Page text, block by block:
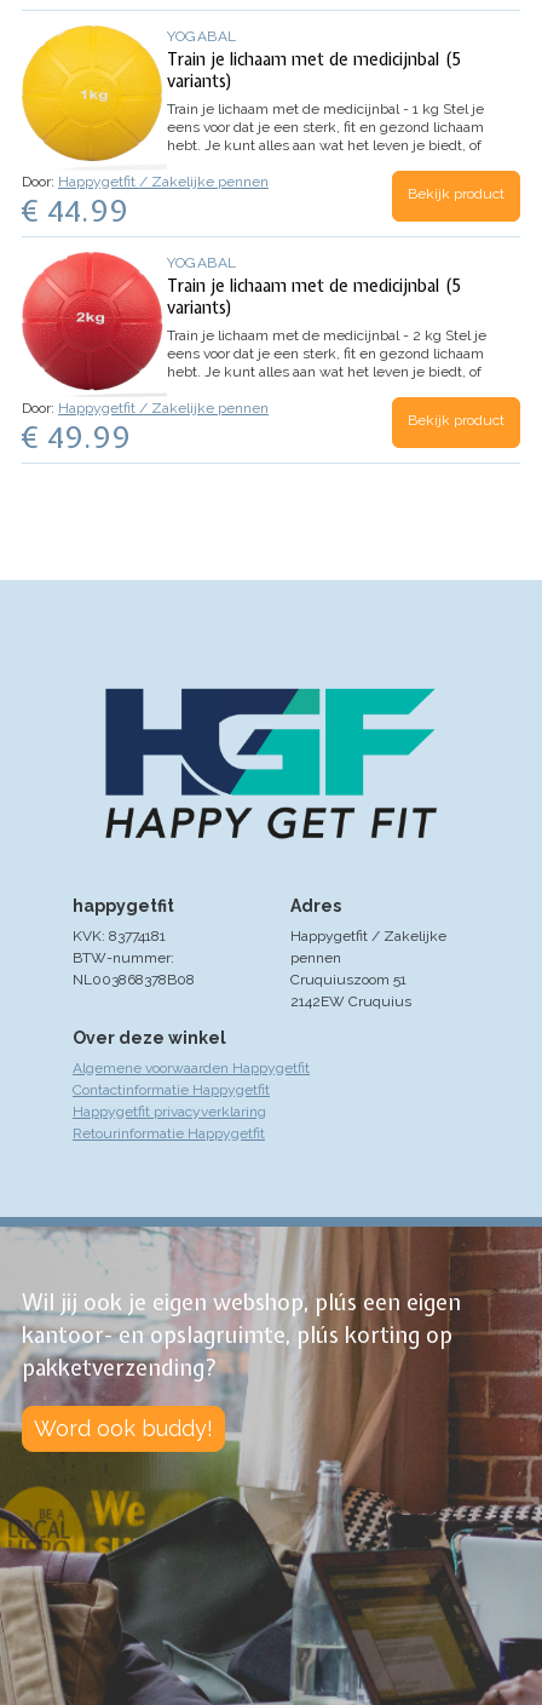
YOGABAL
Train je lichaam met de medicijnbal (5
variants)
Train je lichaam met de medicijnbal - 1 kg Stel je
eens voor dat je een sterk, fit en gezond lichaam
hebt. Je kunt alles aan wat het leven je biedt, of
lange wandeling of gewoon een dagje spelen…
Door: Happygetfit / Zakelijke pennen
€ 44.99 Bekijk product
YOGABAL
Train je lichaam met de medicijnbal (5
variants)
Train je lichaam met de medicijnbal - 2 kg Stel je
eens voor dat je een sterk, fit en gezond lichaam
hebt. Je kunt alles aan wat het leven je biedt, of
lange wandeling of gewoon een dagje spelen…
Door: Happygetfit / Zakelijke pennen
€ 49.99 Bekijk product
Over deze winkel
Algemene voorwaarden Happygetfit
Contactinformatie Happygetfit
Happygetfit privacyverklaring
Retourinformatie Happygetfit
Adres
Happygetfit / Zakelijke
pennen
Cruquiuszoom 51
2142EW Cruquius
happygetfit
KVK: 83774181
BTW-nummer:
NL003868378B08
Wil jij ook je eigen webshop, plús een eigen
kantoor- en opslagruimte, plús korting op
pakketverzending?
Word ook buddy!